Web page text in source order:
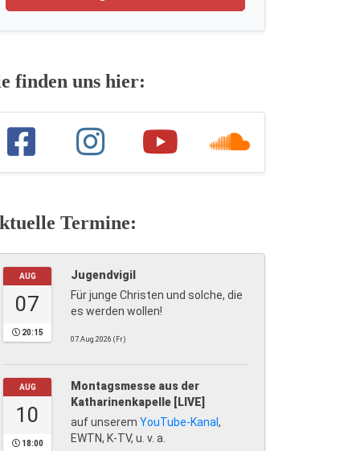
finden uns hier:
Termine:
AUG
07
20:15
Jugendvigil
Für junge Christen und solche, die
es werden wollen!
07.Aug.2026 (Fr)
AUG
10
18:00
Montagsmesse aus der
Katharinenkapelle [LIVE]
auf unserem YouTube-Kanal ,
EWTN, K-TV, u. v. a.